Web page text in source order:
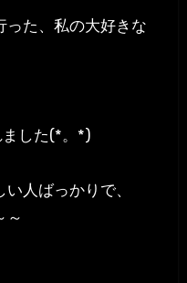
った、私の大好きな
ました(*。*)
人ばっかりで、
～